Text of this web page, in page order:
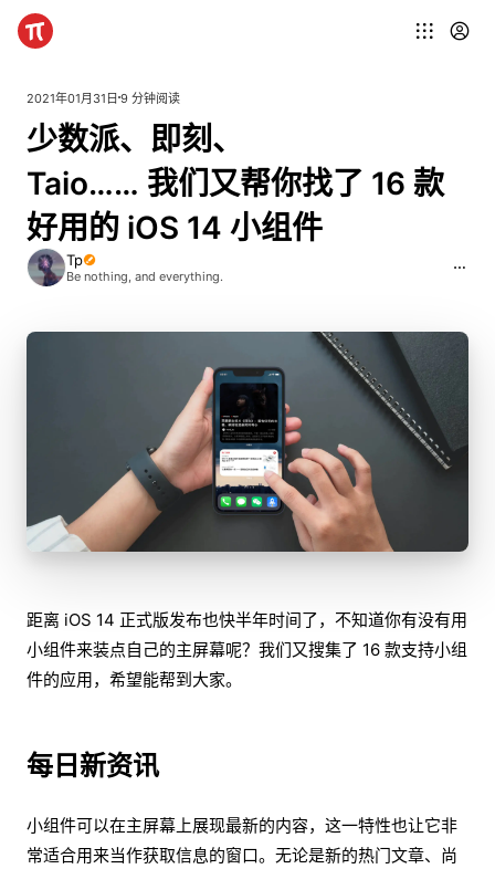
2021年01月31日 9 分钟阅读
少数派、 即刻、
Taio…… 我们又帮你找了 16 款
好用的 iOS 14 小组件
Tp
Be nothing, and everything.
距离 iOS 14 正式版发布也快半年时间了，不知道你有没有用
小组件来装点自己的主屏幕呢？我们又搜集了 16 款支持小组
件的应用，希望能帮到大家。
每日新资讯
小组件可以在主屏幕上展现最新的内容，这一特性也让它非
常适合用来当作获取信息的窗口。无论是新的热门文章、尚